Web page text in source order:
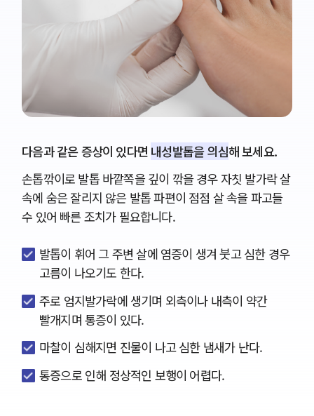
다음과 같은 증상이 있다면 내성발톱을 의심해 보세요.
손톱깎이로 발톱 바깥쪽을 깊이 깎을 경우 자칫 발가락 살
속에 숨은 잘리지 않은 발톱 파편이 점점 살 속을 파고들
수 있어 빠른 조치가 필요합니다.
발톱이 휘어 그 주변 살에 염증이 생겨 붓고 심한 경우
고름이 나오기도 한다.
주로 엄지발가락에 생기며 외측이나 내측이 약간
빨개지며 통증이 있다.
마찰이 심해지면 진물이 나고 심한 냄새가 난다.
통증으로 인해 정상적인 보행이 어렵다.